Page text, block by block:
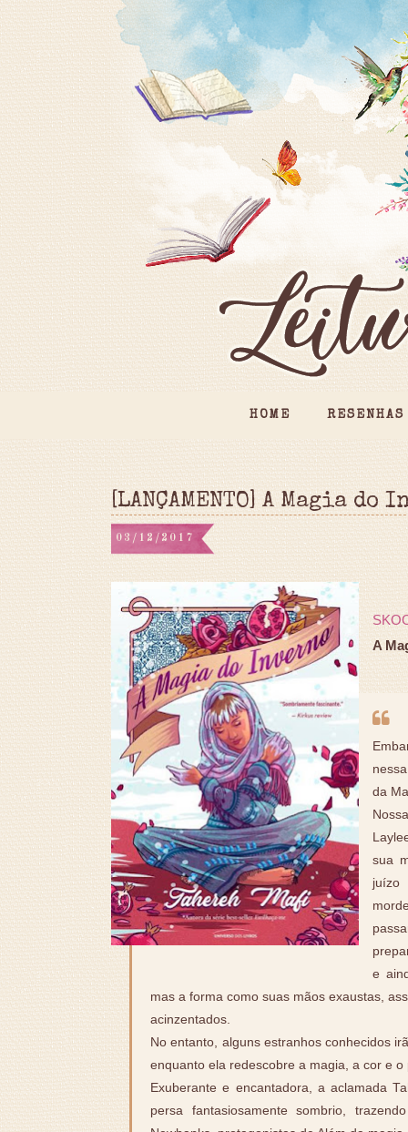
HOME RESENHAS
[LANÇAMENTO] A Magia
03/12/2017
A
da
sua
juízo
e
mas a forma como suas mãos exaustas,
acinzentados.
No entanto, alguns estranhos conhecidos
enquanto ela redescobre a magia, a cor e
Exuberante e encantadora, a aclamada
persa fantasiosamente sombrio,